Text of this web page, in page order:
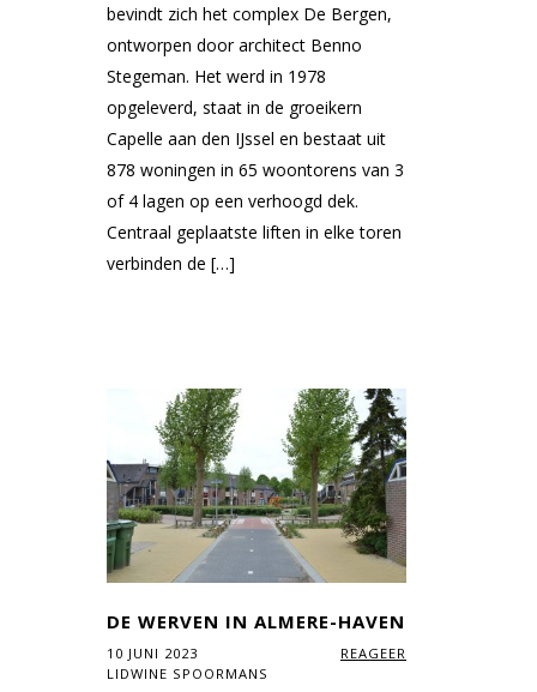
bevindt zich het complex De Bergen,
ontworpen door architect Benno
Stegeman. Het werd in 1978
opgeleverd, staat in de groeikern
Capelle aan den IJssel en bestaat uit
878 woningen in 65 woontorens van 3
of 4 lagen op een verhoogd dek.
Centraal geplaatste liften in elke toren
verbinden de […]
DE WERVEN IN ALMERE-HAVEN
10 JUNI 2023
REAGEER
LIDWINE SPOORMANS